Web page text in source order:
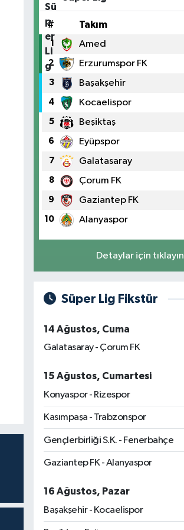
# Takım
1 Amed
2 Erzurumspor FK
3 Başakşehir
4 Kocaelispor
5 Beşiktaş
6 Eyüpspor
7 Galatasaray
8 Çorum FK
9 Gaziantep FK
10 Alanyaspor
Detaylar için tıklayın
Süper Lig Fikstür
14 Ağustos, Cuma
Galatasaray - Çorum FK
15 Ağustos, Cumartesi
Konyaspor - Rizespor
Kasımpaşa - Trabzonspor
Gençlerbirliği S.K. - Fenerbahçe
Gaziantep FK - Alanyaspor
16 Ağustos, Pazar
Başakşehir - Kocaelispor